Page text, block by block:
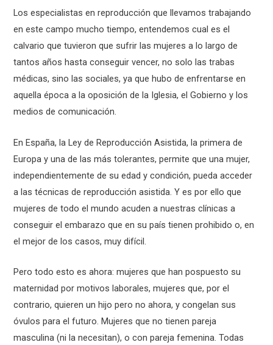
Los especialistas en reproducción que llevamos trabajando
en este campo mucho tiempo, entendemos cual es el
calvario que tuvieron que sufrir las mujeres a lo largo de
tantos años hasta conseguir vencer, no solo las trabas
médicas, sino las sociales, ya que hubo de enfrentarse en
aquella época a la oposición de la Iglesia, el Gobierno y los
medios de comunicación.
En España, la Ley de Reproducción Asistida, la primera de
Europa y una de las más tolerantes, permite que una mujer,
independientemente de su edad y condición, pueda acceder
a las técnicas de reproducción asistida. Y es por ello que
mujeres de todo el mundo acuden a nuestras clínicas a
conseguir el embarazo que en su país tienen prohibido o, en
el mejor de los casos, muy difícil.
Pero todo esto es ahora: mujeres que han pospuesto su
maternidad por motivos laborales, mujeres que, por el
contrario, quieren un hijo pero no ahora, y congelan sus
óvulos para el futuro. Mujeres que no tienen pareja
masculina (ni la necesitan), o con pareja femenina. Todas